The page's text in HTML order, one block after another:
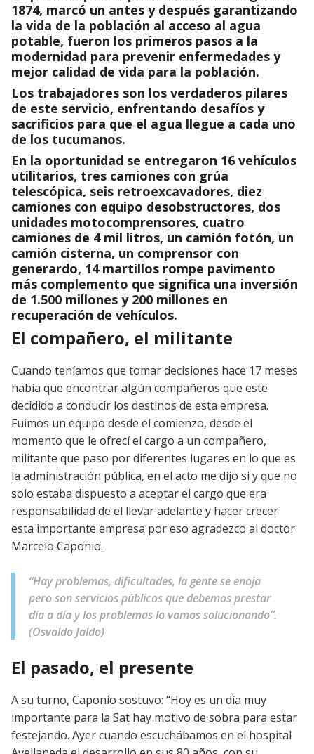
1874, marcó un antes y después garantizando
la vida de la población al acceso al agua
potable, fueron los primeros pasos a la
modernidad para prevenir enfermedades y
mejor calidad de vida para la población.
Los trabajadores son los verdaderos pilares
de este servicio, enfrentando desafíos y
sacrificios para que el agua llegue a cada uno
de los tucumanos.
En la oportunidad se entregaron 16 vehículos
utilitarios, tres camiones con grúa
telescópica, seis retroexcavadores, diez
camiones con equipo desobstructores, dos
unidades motocomprensores, cuatro
camiones de 4 mil litros, un camión fotón, un
camión cisterna, un comprensor con
generardo, 14 martillos rompe pavimento
más complemento que significa una inversión
de 1.500 millones y 200 millones en
recuperación de vehículos.
El compañero, el militante
Cuando teníamos que tomar decisiones hace 17 meses
había que encontrar algún compañeros que este
decidido a conducir los destinos de esta empresa.
Fuimos un equipo desde el comienzo, desde el
momento que le ofrecí el cargo a un compañero,
militante que paso por diferentes lugares en lo que es
la administración pública, en el acto me dijo si y que no
solo estaba dispuesto a aceptar el cargo que era
responsabilidad de el llevar adelante y hacer crecer
esta importante empresa por eso agradezco al doctor
Marcelo Caponio.
“Hay problemas, dificultades, la gente se enoja
pero son servicios públicos que debemos prestar
día a día y los problemas lo vamos solucionando”.
(Osvaldo Jaldo)
El pasado, el presente
A su turno, Caponio sostuvo: “Hoy es un día muy
importante para la Sat hay motivo de sobra para estar
festejando. Ayer cuando escuchábamos en el hospital